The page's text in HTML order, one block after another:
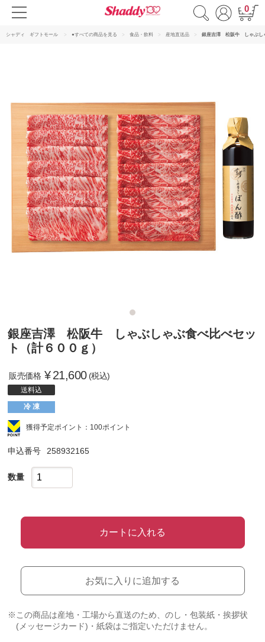
0
シャディ ギフトモール ●すべての商品を見る 食品・飲料 産地直送品 銀座吉澤 松阪牛 しゃぶし
銀座吉澤 松阪牛 しゃぶしゃぶ食べ比べセッ
ト（計６００ｇ）
販売価格 ¥21,600 (税込)
送料込
冷 凍
獲得予定ポイント：100ポイント
申込番号 258932165
数量
カートに入れる
お気に入りに追加する
※この商品は産地・工場から直送のため、のし・包装紙・挨拶状
(メッセージカード)・紙袋はご指定いただけません。